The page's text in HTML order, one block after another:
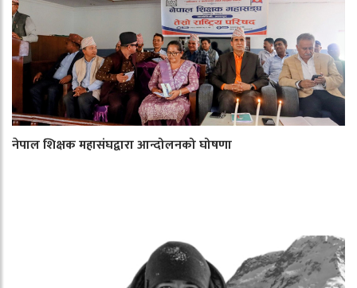
नेपाल शिक्षक महासंघद्वारा आन्दोलनको घोषणा